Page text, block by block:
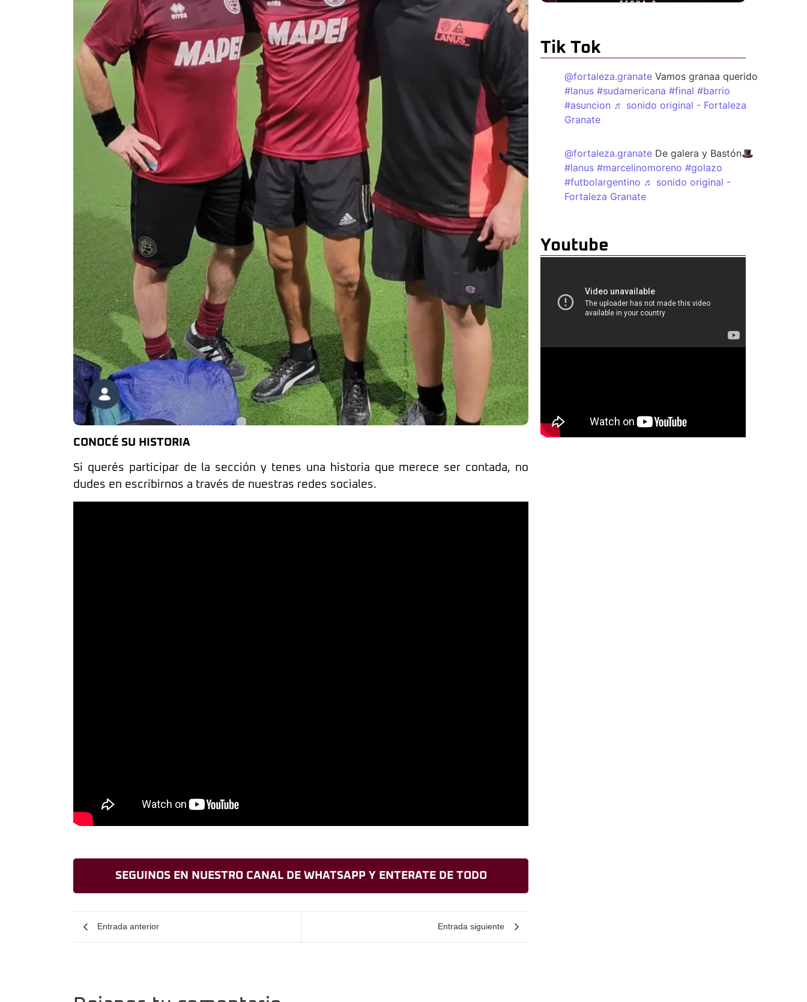
CONOCÉ SU HISTORIA
Si querés participar de la sección y tenes una historia que merece ser contada, no
dudes en escribirnos a través de nuestras redes sociales.
SEGUINOS EN NUESTRO CANAL DE WHATSAPP Y ENTERATE DE TODO
Entrada anterior Entrada siguiente
Tik Tok
@fortaleza.granate Vamos granaa querido
#lanus #sudamericana #final #barrio
#asuncion ♬ sonido original - Fortaleza
Granate
@fortaleza.granate De galera y Bastón🎩
#lanus #marcelinomoreno #golazo
#futbolargentino ♬ sonido original -
Fortaleza Granate
Youtube